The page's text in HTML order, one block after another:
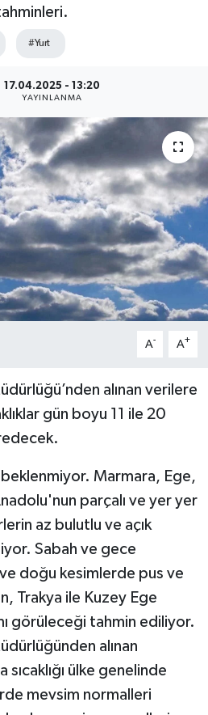
#Yurt
17.04.2025 - 13:20
YAYINLANMA
A- A+
alınan verilere
gün boyu 11 ile 20
Marmara, Ege,
parçalı ve yer yer
az bulutlu ve açık
Sabah ve gece
doğu kesimlerde pus ve
Trakya ile Kuzey Ege
görüleceği tahmin ediliyor.
alınan
ülke genelinde
mevsim normalleri